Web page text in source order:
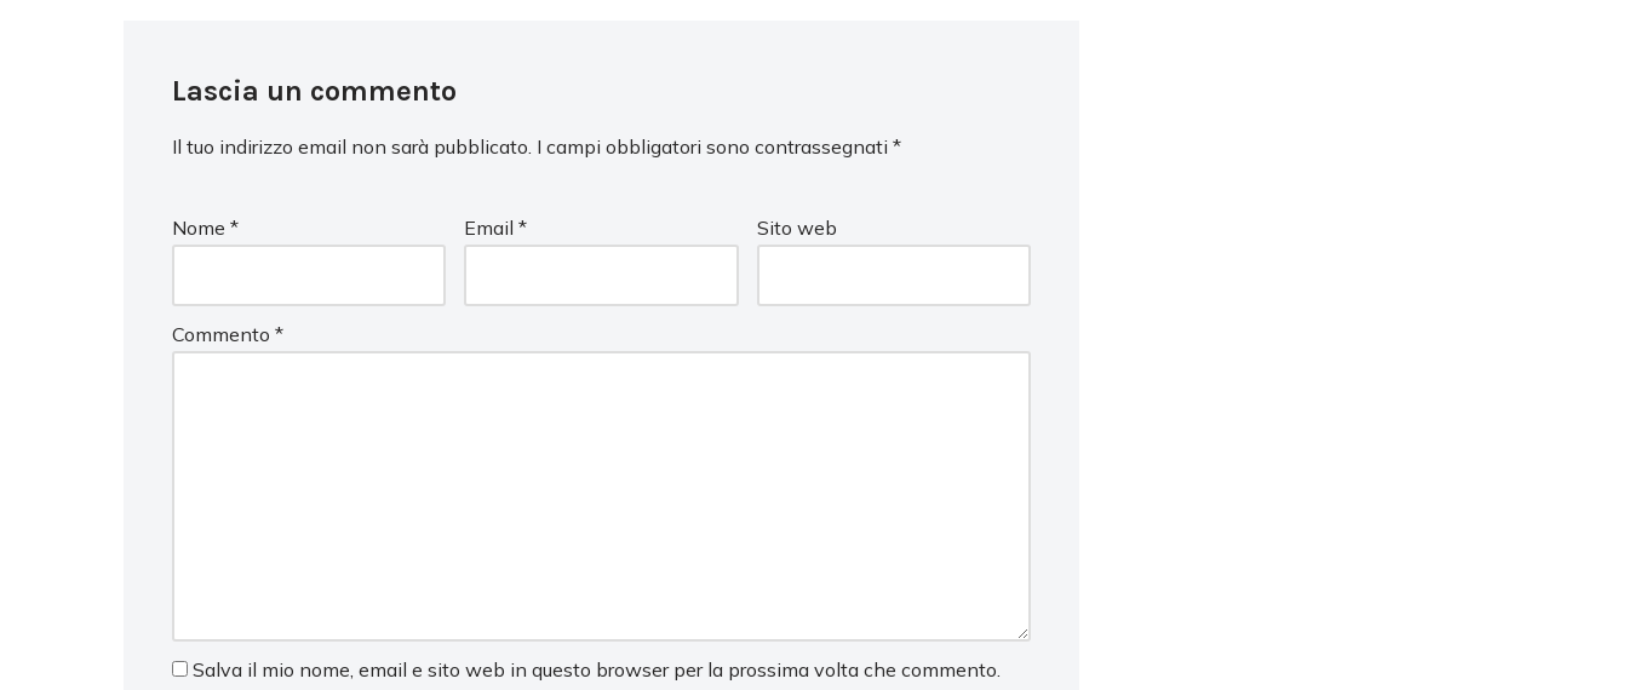
Lascia un commento
Il tuo indirizzo email non sarà pubblicato. I campi obbligatori sono contrassegnati *
Nome * Email* Sito web
Commento *
Salva il mio nome, email e sito web in questo browser per la prossima volta che commento.